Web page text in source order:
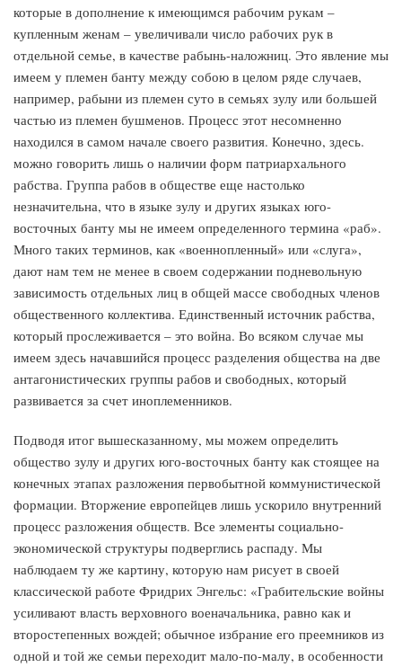
которые в дополнение к имеющимся рабочим рукам –
купленным женам – увеличивали число рабочих рук в
отдельной семье, в качестве рабынь-наложниц. Это явление мы
имеем у племен банту между собою в целом ряде случаев,
например, рабыни из племен суто в семьях зулу или большей
частью из племен бушменов. Процесс этот несомненно
находился в самом начале своего развития. Конечно, здесь.
можно говорить лишь о наличии форм патриархального
рабства. Группа рабов в обществе еще настолько
незначительна, что в языке зулу и других языках юго-
восточных банту мы не имеем определенного термина «раб».
Много таких терминов, как «военнопленный» или «слуга»,
дают нам тем не менее в своем содержании подневольную
зависимость отдельных лиц в общей массе свободных членов
общественного коллектива. Единственный источник рабства,
который прослеживается – это война. Во всяком случае мы
имеем здесь начавшийся процесс разделения общества на две
антагонистических группы рабов и свободных, который
развивается за счет иноплеменников.
Подводя итог вышесказанному, мы можем определить
общество зулу и других юго-восточных банту как стоящее на
конечных этапах разложения первобытной коммунистической
формации. Вторжение европейцев лишь ускорило внутренний
процесс разложения обществ. Все элементы социально-
экономической структуры подверглись распаду. Мы
наблюдаем ту же картину, которую нам рисует в своей
классической работе Фридрих Энгельс: «Грабительские войны
усиливают власть верховного военачальника, равно как и
второстепенных вождей; обычное избрание его преемников из
одной и той же семьи переходит мало-по-малу, в особенности